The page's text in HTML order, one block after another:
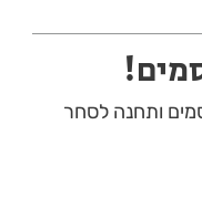
ותחנה לסחר